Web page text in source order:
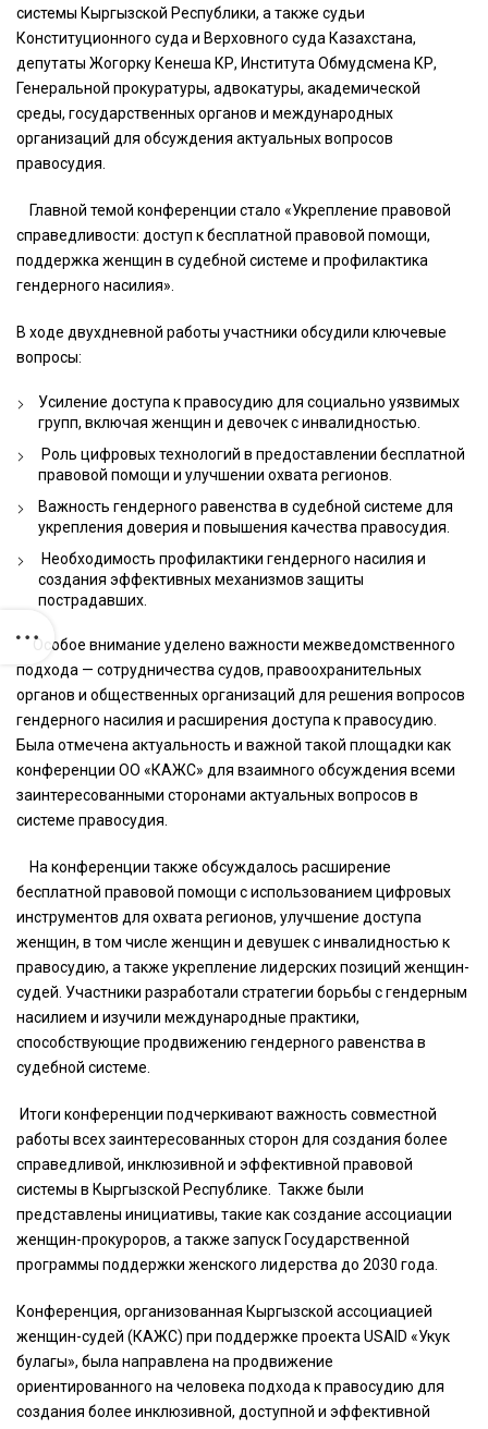
системы Кыргызской Республики, а также судьи
Конституционного суда и Верховного суда Казахстана,
депутаты Жогорку Кенеша КР, Института Обмудсмена КР,
Генеральной прокуратуры, адвокатуры, академической
среды, государственных органов и международных
организаций для обсуждения актуальных вопросов
правосудия.
Главной темой конференции стало «Укрепление правовой
справедливости: доступ к бесплатной правовой помощи,
поддержка женщин в судебной системе и профилактика
гендерного насилия».
В ходе двухдневной работы участники обсудили ключевые
вопросы:
⁠⁠Усиление доступа к правосудию для социально уязвимых
групп, включая женщин и девочек с инвалидностью.
⁠ ⁠Роль цифровых технологий в предоставлении бесплатной
правовой помощи и улучшении охвата регионов.
⁠⁠Важность гендерного равенства в судебной системе для
укрепления доверия и повышения качества правосудия.
⁠ ⁠Необходимость профилактики гендерного насилия и
создания эффективных механизмов защиты
пострадавших.
Особое внимание уделено важности межведомственного
подхода — сотрудничества судов, правоохранительных
органов и общественных организаций для решения вопросов
гендерного насилия и расширения доступа к правосудию.
Была отмечена актуальность и важной такой площадки как
конференции ОО «КАЖС» для взаимного обсуждения всеми
заинтересованными сторонами актуальных вопросов в
системе правосудия.
На конференции также обсуждалось расширение
бесплатной правовой помощи с использованием цифровых
инструментов для охвата регионов, улучшение доступа
женщин, в том числе женщин и девушек с инвалидностью к
правосудию, а также укрепление лидерских позиций женщин-
судей. Участники разработали стратегии борьбы с гендерным
насилием и изучили международные практики,
способствующие продвижению гендерного равенства в
судебной системе.
Итоги конференции подчеркивают важность совместной
работы всех заинтересованных сторон для создания более
справедливой, инклюзивной и эффективной правовой
системы в Кыргызской Республике. Также были
представлены инициативы, такие как создание ассоциации
женщин-прокуроров, а также запуск Государственной
программы поддержки женского лидерства до 2030 года.
Конференция, организованная Кыргызской ассоциацией
женщин-судей (КАЖС) при поддержке проекта USAID «Укук
булагы», была направлена на продвижение
ориентированного на человека подхода к правосудию для
создания более инклюзивной, доступной и эффективной